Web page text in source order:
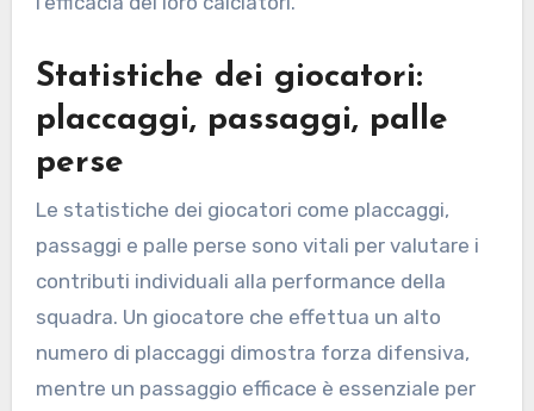
Statistiche dei giocatori:
placcaggi, passaggi, palle
perse
Le statistiche dei giocatori come placcaggi,
passaggi e palle perse sono vitali per valutare i
contributi individuali alla performance della
squadra. Un giocatore che effettua un alto
numero di placcaggi dimostra forza difensiva,
mentre un passaggio efficace è essenziale per